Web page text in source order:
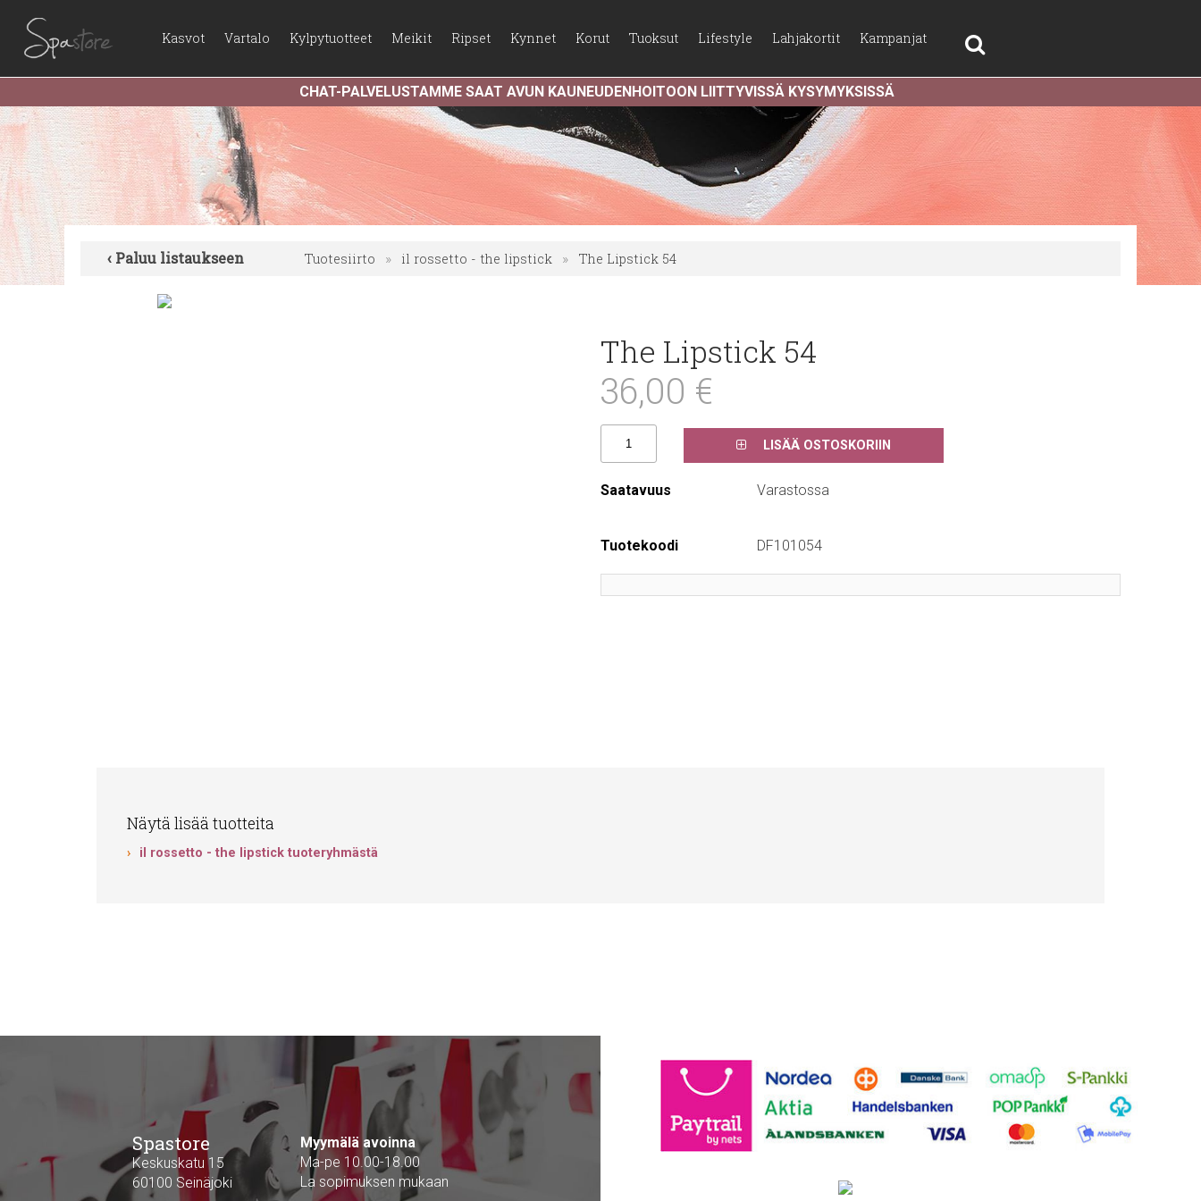
Kasvot Vartalo Kylpytuotteet Meikit Ripset Kynnet Korut Tuoksut Lifestyle Lahjakortit Kampanjat
CHAT-PALVELUSTAMME SAAT AVUN KAUNEUDENHOITOON LIITTYVISSÄ KYSYMYKSISSÄ
‹ Paluu listaukseen Tuotesiirto » il rossetto - the lipstick » The Lipstick 54
The Lipstick 54
36,00 €
LISÄÄ OSTOSKORIIN
Saatavuus Varastossa
Tuotekoodi DF101054
Näytä lisää tuotteita
il rossetto - the lipstick tuoteryhmästä
Spastore
Keskuskatu 15
60100 Seinäjoki
Myymälä avoinna
Ma-pe 10.00-18.00
La sopimuksen mukaan